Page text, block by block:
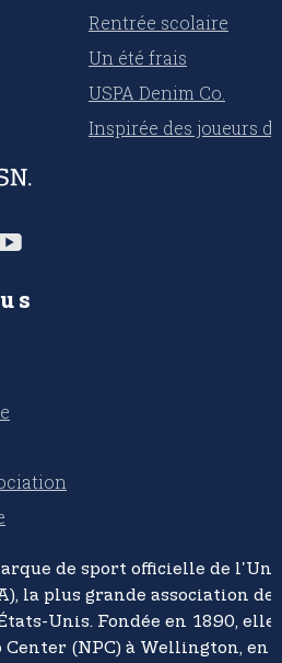
Rentrée scolaire
Un été frais
USPA Denim Co.
Inspirée des joueurs
de sport officielle de
la plus grande association de
Unis. Fondée en 1890, elle
Center (NPC) à Wellington, en